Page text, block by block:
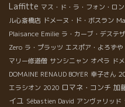
Laffitte マス・ド・ラ・フォン・ロ
ル心斎橋店 ドメーヌ・ド・ボスラン
Plaisance Emilie ラ・カーブ・デステ
Zero ラ・プラッツ エスポア・よろずや
マリー修道僧 サンシニャン オペラ ド
DOMAINE RENAUD BOYER 幸子さん
エラシオン 2020 ロマネ・コンチ 加
イユ Sébastien David アンヴァリッド